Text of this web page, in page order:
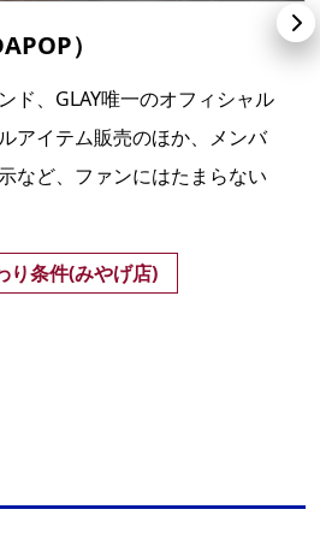
）
ド、GLAY唯一のオフィシャル
アイテム販売のほか、メンバ
など、ファンにはたまらない
り条件(みやげ店)